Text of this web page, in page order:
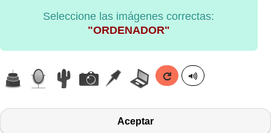
Seleccione las imágenes correctas:
"ORDENADOR"
Aceptar